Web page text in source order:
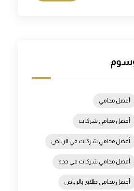
أفضل محامي
أفضل محامي شركات
أفضل محامي شركات في الرياض
أفضل محامي شركات في جده
أفضل محامي طلاق بالرياض